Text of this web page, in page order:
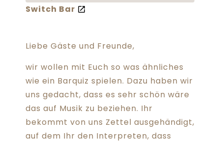
Switch Bar
Liebe Gäste und Freunde,
wir wollen mit Euch so was ähnliches
wie ein Barquiz spielen. Dazu haben wir
uns gedacht, dass es sehr schön wäre
das auf Musik zu beziehen. Ihr
bekommt von uns Zettel ausgehändigt,
auf dem Ihr den Interpreten, dass